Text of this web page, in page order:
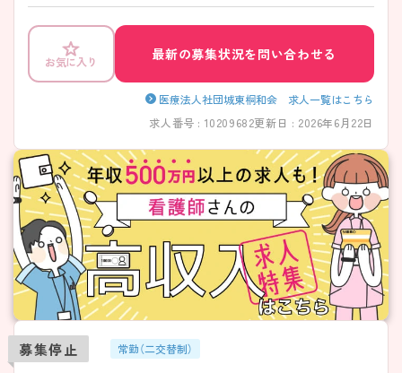
平均3時間以内、有休も消化しやすく、子育て世代も多数活躍中。プライ
ベートも充実させることができ、安心して長く働ける環境が整っていま
す。また、スキルアップのための研修や資格取得支援も充実しており、職
位に応じた階層別研修や職種に応じた研修、グループ内を横断した研修
や勉強会も定期的に開催しております。タムスグループは東京・埼玉・千
の場が多いこともグループの特徴です。
――――――――――――――― ■ 「納得して働ける」情報共有の職場
――――――――――――――― 現場の状況や課題がしっかり共有さ
れる環境です。 ・「今どういう状況か」を上層部含めて開示 ・現場で考え、
主体的に動ける雰囲気 → 自分の仕事に納得感を持って働けます
――――――――――――――― ■ チームで支える安心の協力体制
――――――――――――――― 困ったときは必ず誰かが手を差し伸
べてくれます。 ・急なお休みにも柔軟に対応 ・管理職も積極的にヘルプ
に入る文化 ・「ここにいていい」と感じられる温かさ → 人間関係の良さ
が大きな魅力です ――――――――――――――― ■ プライベートも
大切にできる働き方 ――――――――――――――― 無理なく働ける
環境が整っています。 ・年間休日121日／希望休も通りやすい ・残業は月3
時間以内 ・有休消化率も高め → 仕事と家庭の両立がしやすい環境です
――――――――――――――― ■ 一人ひとりに寄り添う教育体制
――――――――――――――― 経験に合わせてしっかり成長できま
お気に入り 最新の募集状況を問い合わせる
医療法人社団城東桐和会 求人一覧はこちら
求人番号 : 10209682更新日 : 2026年6月22日
募集停止 常勤（二交替制）